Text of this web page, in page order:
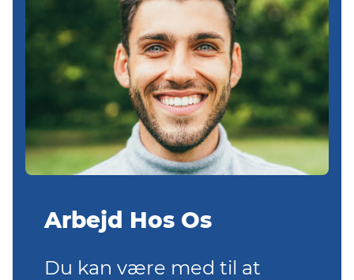
Arbejd Hos Os
Du kan være med til at